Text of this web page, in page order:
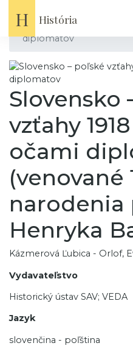
H História
Domov
Slovensko – poľské
diplomatov
Slovensko
vzťahy
očami
(venované
narodenia
Henryka
Kázmerová Ľubica - Orlof,
Vydavateľstvo
Historický ústav SAV; VEDA
Jazyk
slovenčina - poľština